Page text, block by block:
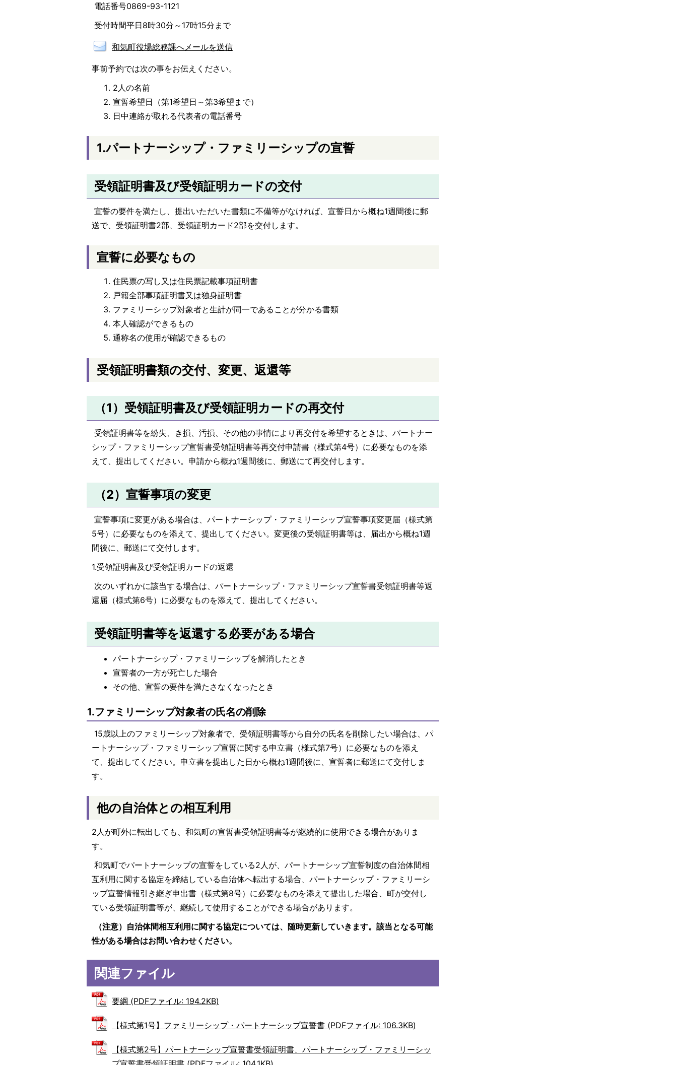
電話番号0869-93-1121
受付時間平日8時30分～17時15分まで
和気町役場総務課へメールを送信
事前予約では次の事をお伝えください。
2人の名前
宣誓希望日（第1希望日～第3希望まで）
日中連絡が取れる代表者の電話番号
1.パートナーシップ・ファミリーシップの宣誓
受領証明書及び受領証明カードの交付
宣誓の要件を満たし、提出いただいた書類に不備等がなければ、宣誓日から概ね1週間後に郵
送で、受領証明書2部、受領証明カード2部を交付します。
宣誓に必要なもの
住民票の写し又は住民票記載事項証明書
戸籍全部事項証明書又は独身証明書
ファミリーシップ対象者と生計が同一であることが分かる書類
本人確認ができるもの
通称名の使用が確認できるもの
受領証明書類の交付、変更、返還等
（1）受領証明書及び受領証明カードの再交付
受領証明書等を紛失、き損、汚損、その他の事情により再交付を希望するときは、パートナー
シップ・ファミリーシップ宣誓書受領証明書等再交付申請書（様式第4号）に必要なものを添
えて、提出してください。申請から概ね1週間後に、郵送にて再交付します。
（2）宣誓事項の変更
宣誓事項に変更がある場合は、パートナーシップ・ファミリーシップ宣誓事項変更届（様式第
5号）に必要なものを添えて、提出してください。変更後の受領証明書等は、届出から概ね1週
間後に、郵送にて交付します。
1.受領証明書及び受領証明カードの返還
次のいずれかに該当する場合は、パートナーシップ・ファミリーシップ宣誓書受領証明書等返
還届（様式第6号）に必要なものを添えて、提出してください。
受領証明書等を返還する必要がある場合
パートナーシップ・ファミリーシップを解消したとき
宣誓者の一方が死亡した場合
その他、宣誓の要件を満たさなくなったとき
1.ファミリーシップ対象者の氏名の削除
15歳以上のファミリーシップ対象者で、受領証明書等から自分の氏名を削除したい場合は、パ
ートナーシップ・ファミリーシップ宣誓に関する申立書（様式第7号）に必要なものを添え
て、提出してください。申立書を提出した日から概ね1週間後に、宣誓者に郵送にて交付しま
す。
他の自治体との相互利用
2人が町外に転出しても、和気町の宣誓書受領証明書等が継続的に使用できる場合がありま
す。
和気町でパートナーシップの宣誓をしている2人が、パートナーシップ宣誓制度の自治体間相
互利用に関する協定を締結している自治体へ転出する場合、パートナーシップ・ファミリーシ
ップ宣誓情報引き継ぎ申出書（様式第8号）に必要なものを添えて提出した場合、町が交付し
ている受領証明書等が、継続して使用することができる場合があります。
（注意）自治体間相互利用に関する協定については、随時更新していきます。該当となる可能
性がある場合はお問い合わせください。
関連ファイル
要綱 (PDFファイル: 194.2KB)
【様式第1号】ファミリーシップ・パートナーシップ宣誓書 (PDFファイル: 106.3KB)
【様式第2号】パートナーシップ宣誓書受領証明書、パートナーシップ・ファミリーシッ